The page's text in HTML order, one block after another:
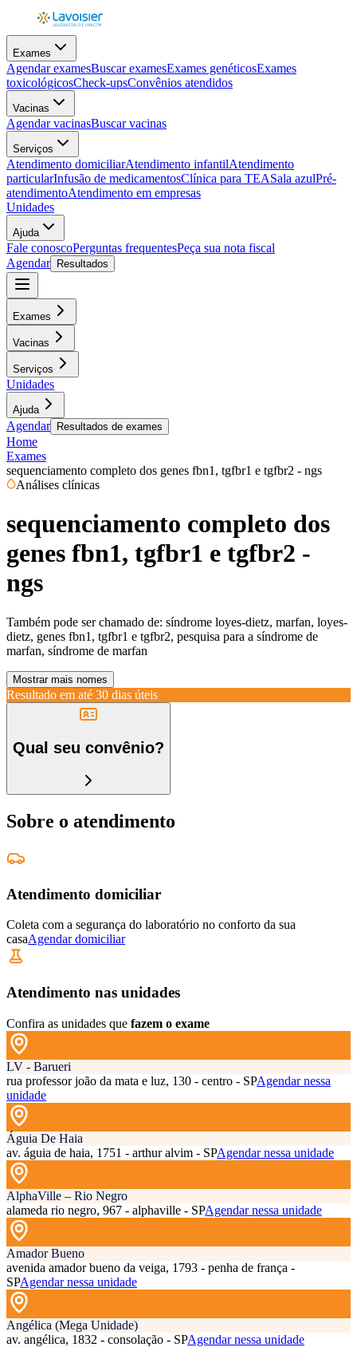
Exames
Agendar examesBuscar examesExames genéticosExames
toxicológicosCheck-upsConvênios atendidos
Vacinas
Agendar vacinasBuscar vacinas
Serviços
Atendimento domiciliarAtendimento infantilAtendimento
particularInfusão de medicamentosClínica para TEASala azulPré-
atendimentoAtendimento em empresas
Unidades
Ajuda
Fale conoscoPerguntas frequentesPeça sua nota fiscal
Agendar
Resultados
Exames
Vacinas
Serviços
Unidades
Ajuda
Agendar Resultados de exames
Home
Exames
sequenciamento completo dos genes fbn1, tgfbr1 e tgfbr2 - ngs
Análises clínicas
sequenciamento completo dos
genes fbn1, tgfbr1 e tgfbr2 -
ngs
Também pode ser chamado de: síndrome loyes-dietz, marfan, loyes-
dietz, genes fbn1, tgfbr1 e tgfbr2, pesquisa para a síndrome de
marfan, síndrome de marfan
Mostrar mais nomes
Resultado em até 30 dias úteis
Qual seu convênio?
Sobre o atendimento
Atendimento domiciliar
Coleta com a segurança do laboratório no conforto da sua
casaAgendar domiciliar
Atendimento nas unidades
Confira as unidades que fazem o exame
LV - Barueri
rua professor joão da mata e luz, 130 - centro - SPAgendar nessa
unidade
Águia De Haia
av. águia de haia, 1751 - arthur alvim - SPAgendar nessa unidade
AlphaVille – Rio Negro
alameda rio negro, 967 - alphaville - SPAgendar nessa unidade
Amador Bueno
avenida amador bueno da veiga, 1793 - penha de frança -
SPAgendar nessa unidade
Angélica (Mega Unidade)
av. angélica, 1832 - consolação - SPAgendar nessa unidade